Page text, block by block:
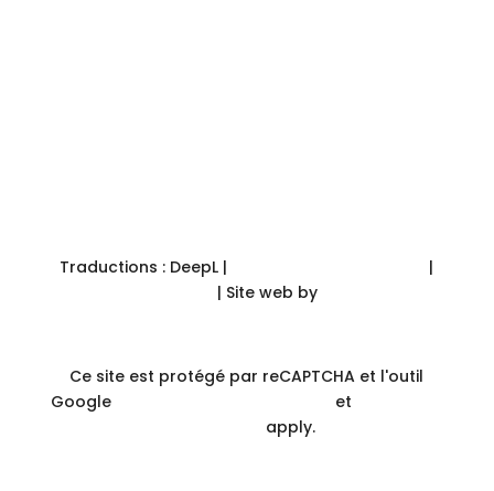
Traductions : DeepL |
|
| Site web by
Ce site est protégé par reCAPTCHA et l'outil
Google
et
apply.